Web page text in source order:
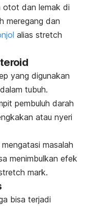
otot dan lemak di
meregang dan
alias stretch
yang digunakan
tubuh.
pembuluh darah
atau nyeri
mengatasi masalah
menimbulkan efek
mark.
bisa terjadi